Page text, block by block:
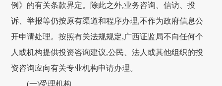
例》的有关条款界定。除此之外,业务咨询、信访、投
诉、举报等仍按原有渠道和程序办理,不作为政府信息公
开申请处理。按照有关法规规定,广西证监局不向任何个
人或机构提供投资咨询建议,公民、法人或其他组织的投
资咨询应向有关专业机构申请办理。
(一)受理机构